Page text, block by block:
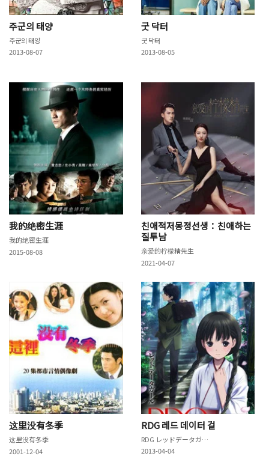
주군의 태양
주군의 태양
2013-08-07
굿 닥터
굿 닥터
2013-08-05
我的绝密生涯
我的绝密生涯
2015-08-08
친애적저몽정선생：친애하는
질투남
亲爱的柠檬精先生
2021-04-07
这里没有冬季
这里没有冬季
2001-12-04
RDG 레드 데이터 걸
RDG レッドデータガール
2013-04-04